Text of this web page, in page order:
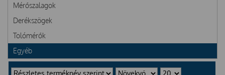
Mérőszalagok
Derékszögek
Tolómérők
Egyéb